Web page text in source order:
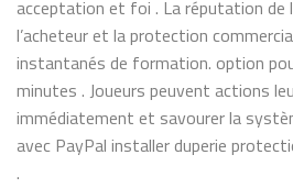
acceptation et foi . La réputation de
l’acheteur et la protection
instantanés de formation. option
minutes . Joueurs peuvent actions
immédiatement et savourer la
avec PayPal installer duperie
.